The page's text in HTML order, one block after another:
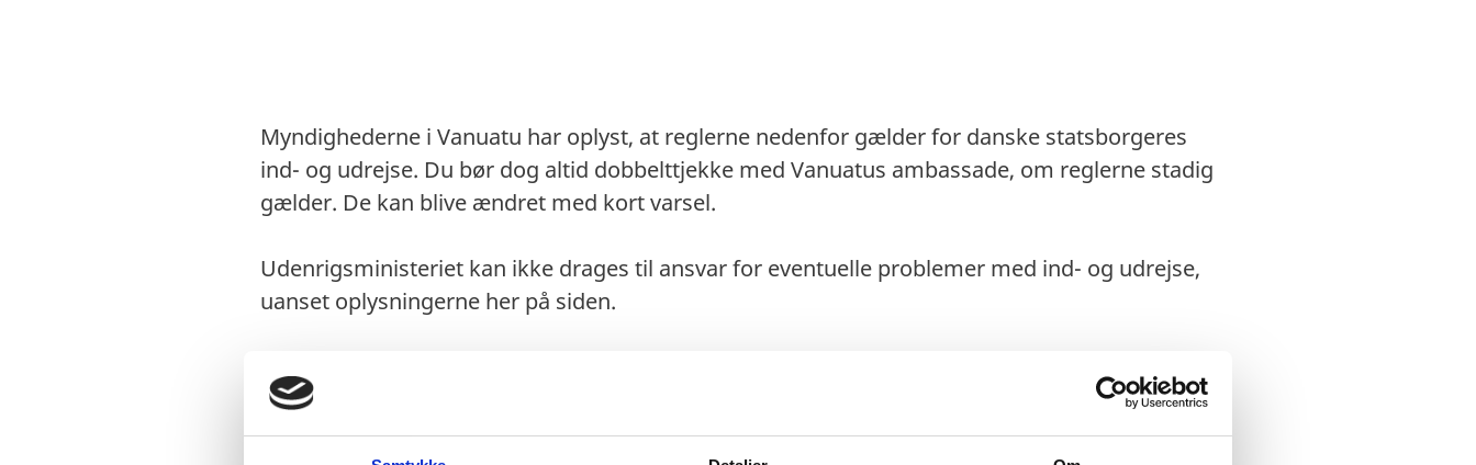
Myndighederne i Vanuatu har oplyst, at reglerne nedenfor gælder for danske statsborgeres
ind- og udrejse. Du bør dog altid dobbelttjekke med Vanuatus ambassade, om reglerne stadig
gælder. De kan blive ændret med kort varsel.
Udenrigsministeriet kan ikke drages til ansvar for eventuelle problemer med ind- og udrejse,
uanset oplysningerne her på siden.